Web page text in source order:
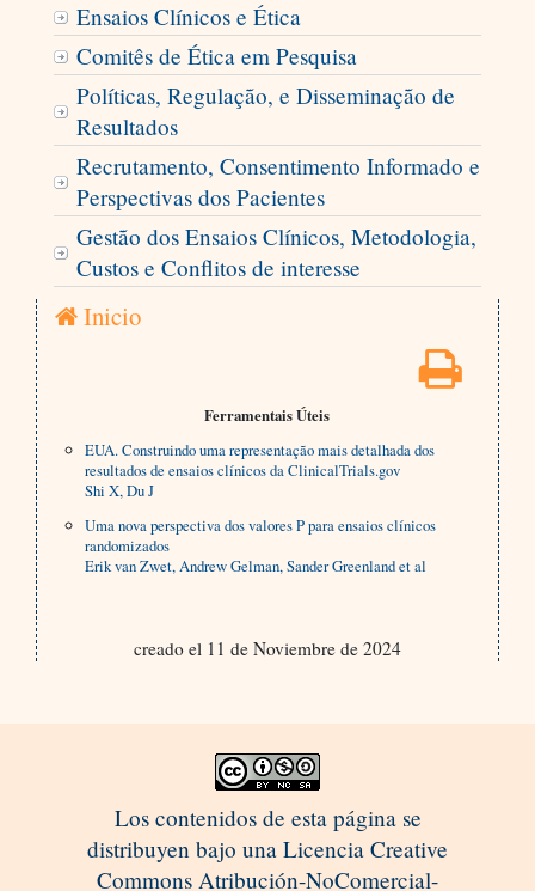
Ensaios Clínicos e Ética
Comitês de Ética em Pesquisa
Políticas, Regulação, e Disseminação de
Resultados
Recrutamento, Consentimento Informado e
Perspectivas dos Pacientes
Gestão dos Ensaios Clínicos, Metodologia,
Custos e Conflitos de interesse
Inicio
Ferramentais Úteis
EUA. Construindo uma representação mais detalhada dos
resultados de ensaios clínicos da ClinicalTrials.gov
Shi X, Du J
Uma nova perspectiva dos valores P para ensaios clínicos
randomizados
Erik van Zwet, Andrew Gelman, Sander Greenland et al
creado el 11 de Noviembre de 2024
Los contenidos de esta página se
distribuyen bajo una Licencia Creative
Commons Atribución-NoComercial-